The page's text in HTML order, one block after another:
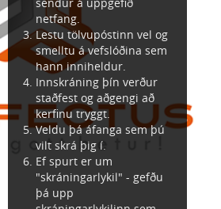
netfang.
Lestu tölvupóstinn vel og
smelltu á vefslóðina sem
hann inniheldur.
Innskráning þín verður
staðfest og aðgengi að
kerfinu tryggt.
Veldu þá áfanga sem þú
vilt skrá þig í.
Ef spurt er um
"skráningarlykil" - gefðu
þá upp